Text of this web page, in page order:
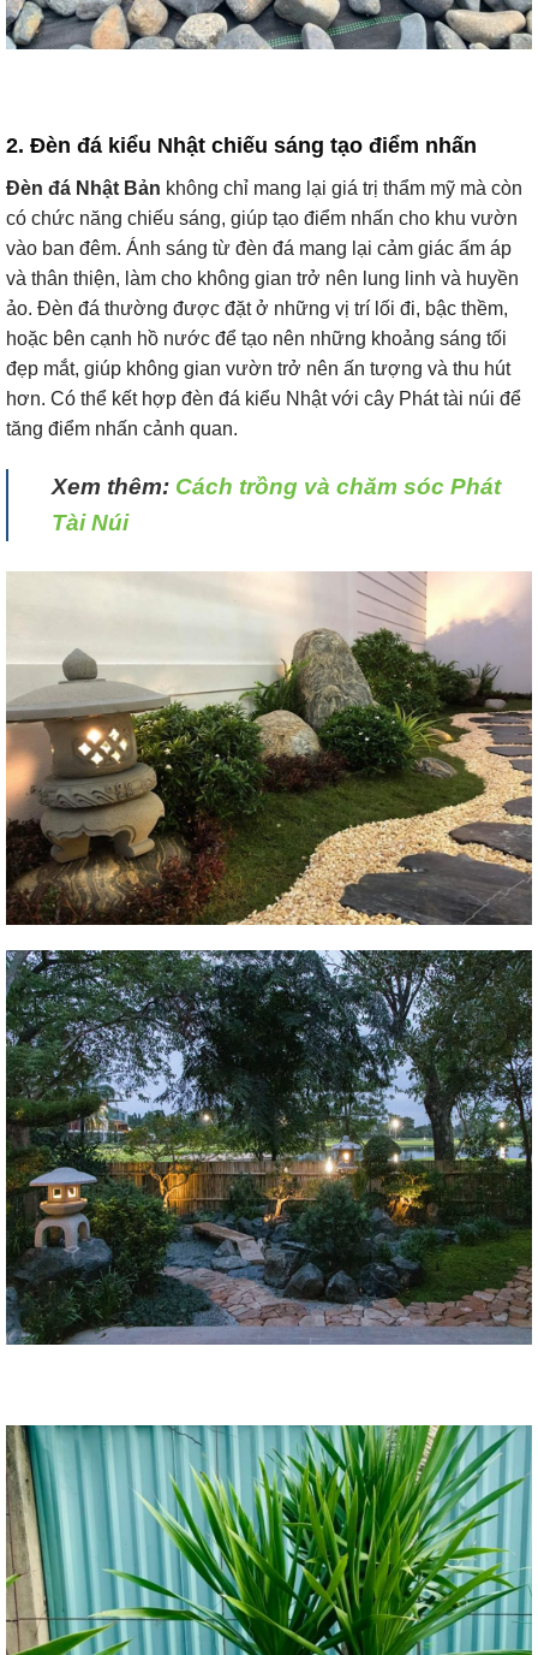
2. Đèn đá kiểu Nhật chiếu sáng tạo điểm nhấn
Đèn đá Nhật Bản không chỉ mang lại giá trị thẩm mỹ mà còn
có chức năng chiếu sáng, giúp tạo điểm nhấn cho khu vườn
vào ban đêm. Ánh sáng từ đèn đá mang lại cảm giác ấm áp
và thân thiện, làm cho không gian trở nên lung linh và huyền
ảo. Đèn đá thường được đặt ở những vị trí lối đi, bậc thềm,
hoặc bên cạnh hồ nước để tạo nên những khoảng sáng tối
đẹp mắt, giúp không gian vườn trở nên ấn tượng và thu hút
hơn. Có thể kết hợp đèn đá kiểu Nhật với cây Phát tài núi để
tăng điểm nhấn cảnh quan.
Xem thêm: Cách trồng và chăm sóc Phát
Tài Núi